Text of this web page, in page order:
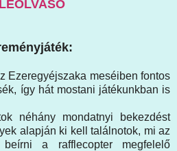
Ezeregyéjszaka meséiben fontos
így hát mostani játékunkban is
néhány mondatnyi bekezdést
alapján ki kell találnotok, mi az
a rafflecopter megfelelő